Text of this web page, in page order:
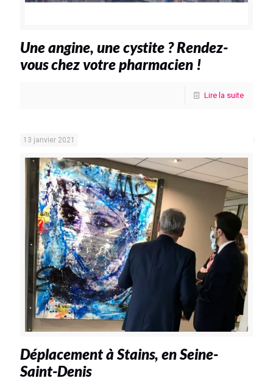
Une angine, une cystite ? Rendez-
vous chez votre pharmacien !
Lire la suite
13 janvier 2021
Déplacement à Stains, en Seine-
Saint-Denis